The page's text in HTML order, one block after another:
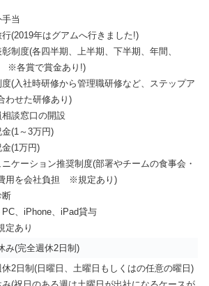
当
(2019年はグアムへ行きました!)
制度(各四半期、上半期、下半期、年間、
※各賞で賞金あり!)
(入社時研修から管理職研修など、ステップア
わせた研修あり)
談窓口の開設
(1～3万円)
(1万円)
ケーション推奨制度(部署やチームの食事会・
用を会社負担 ※規定あり)
断
、iPhone、iPad貸与
定あり
み(完全週休2日制)
2日制(日曜日、土曜日もしくはの任意の曜日)